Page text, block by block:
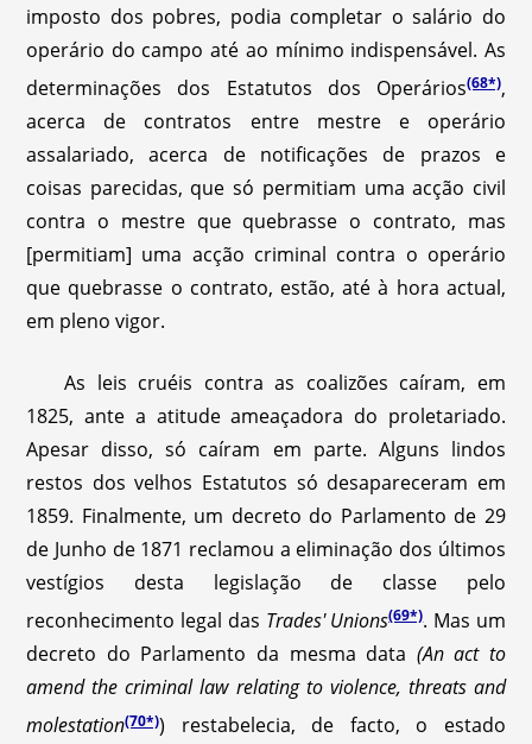
imposto dos pobres, podia completar o salário do
operário do campo até ao mínimo indispensável. As
determinações dos Estatutos dos Operários(68*),
acerca de contratos entre mestre e operário
assalariado, acerca de notificações de prazos e
coisas parecidas, que só permitiam uma acção civil
contra o mestre que quebrasse o contrato, mas
[permitiam] uma acção criminal contra o operário
que quebrasse o contrato, estão, até à hora actual,
em pleno vigor.
As leis cruéis contra as coalizões caíram, em
1825, ante a atitude ameaçadora do proletariado.
Apesar disso, só caíram em parte. Alguns lindos
restos dos velhos Estatutos só desapareceram em
1859. Finalmente, um decreto do Parlamento de 29
de Junho de 1871 reclamou a eliminação dos últimos
vestígios desta legislação de classe pelo
reconhecimento legal das Trades' Unions(69*). Mas um
decreto do Parlamento da mesma data (An act to
amend the criminal law relating to violence, threats and
molestation(70*)) restabelecia, de facto, o estado